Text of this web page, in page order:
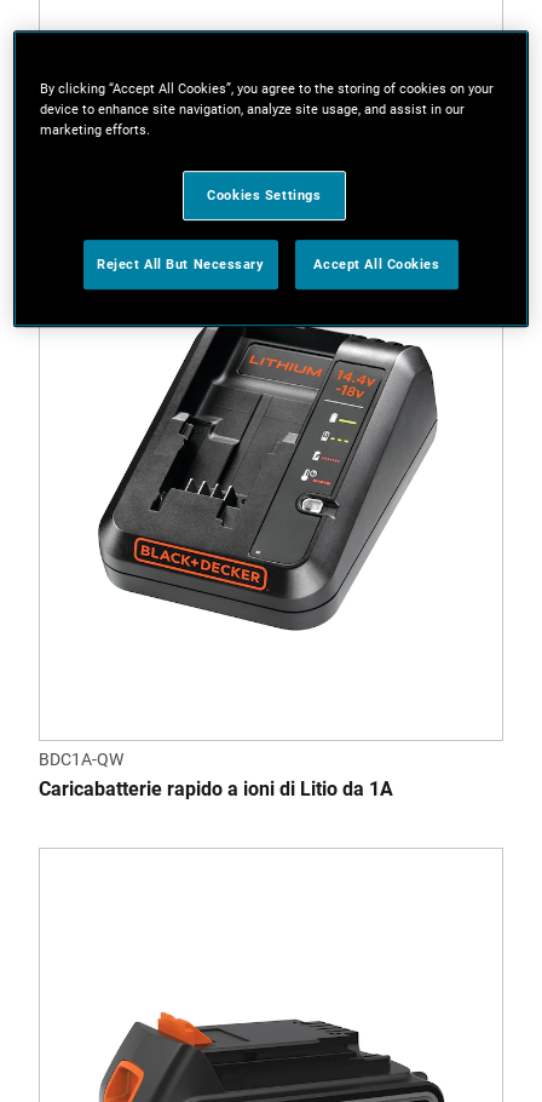
BL2018
BDC1A-QW
Caricabatterie rapido a ioni di Litio da 1A
By clicking “Accept All Cookies”, you agree to the storing of cookies on your
device to enhance site navigation, analyze site usage, and assist in our
marketing efforts.
Cookies Settings
Reject All But Necessary Accept All Cookies